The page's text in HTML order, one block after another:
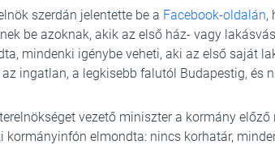
szerdán jelentette be a Facebook-oldalán,
be azoknak, akik az első ház- vagy
mindenki igénybe veheti, aki az első saját
ingatlan, a legkisebb falutól Budapestig, és
vezető miniszter a kormány
kormányinfón elmondta: nincs korhatár,